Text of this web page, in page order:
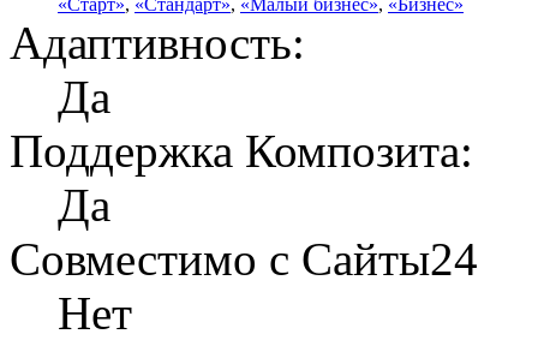
«Старт», «Стандарт», «Малый бизнес», «Бизнес»
Адаптивность:
Да
Поддержка Композита:
Да
Совместимо с Сайты24
Нет